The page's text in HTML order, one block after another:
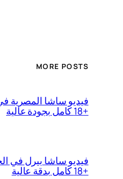
MORE POSTS
فيديو ساشا المصرية
+18 كامل بجودة عالية
فيديو ساشا بيرل في
+18 كامل بدقة عالية